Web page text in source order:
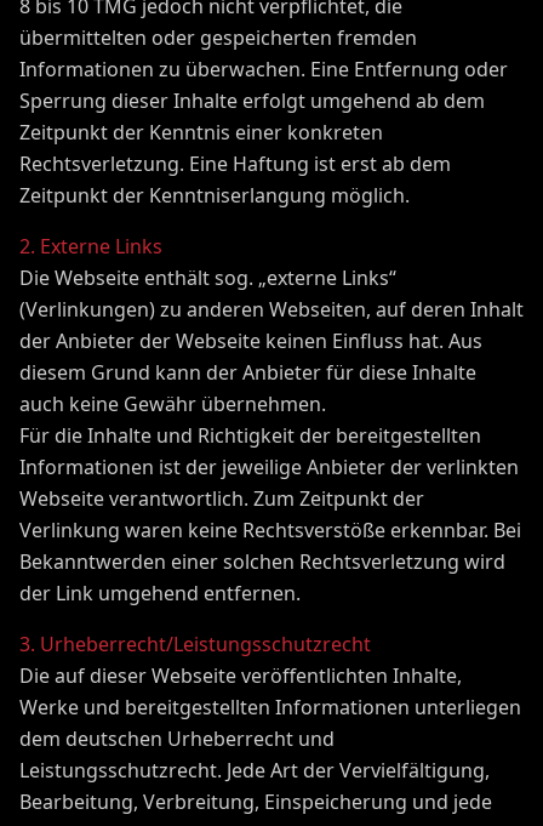
8 bis 10 TMG jedoch nicht verpflichtet, die
übermittelten oder gespeicherten fremden
Informationen zu überwachen. Eine Entfernung oder
Sperrung dieser Inhalte erfolgt umgehend ab dem
Zeitpunkt der Kenntnis einer konkreten
Rechtsverletzung. Eine Haftung ist erst ab dem
Zeitpunkt der Kenntniserlangung möglich.
2. Externe Links
Die Webseite enthält sog. „externe Links“
(Verlinkungen) zu anderen Webseiten, auf deren Inhalt
der Anbieter der Webseite keinen Einfluss hat. Aus
diesem Grund kann der Anbieter für diese Inhalte
auch keine Gewähr übernehmen.
Für die Inhalte und Richtigkeit der bereitgestellten
Informationen ist der jeweilige Anbieter der verlinkten
Webseite verantwortlich. Zum Zeitpunkt der
Verlinkung waren keine Rechtsverstöße erkennbar. Bei
Bekanntwerden einer solchen Rechtsverletzung wird
der Link umgehend entfernen.
3. Urheberrecht/Leistungsschutzrecht
Die auf dieser Webseite veröffentlichten Inhalte,
Werke und bereitgestellten Informationen unterliegen
dem deutschen Urheberrecht und
Leistungsschutzrecht. Jede Art der Vervielfältigung,
Bearbeitung, Verbreitung, Einspeicherung und jede